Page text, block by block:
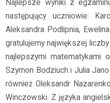
Najlepsze wyniki z
następujący uczniowie:
Aleksandra Podlipnia,
gratulujemy największej
najlepszymi matematykami
Szymon Bodziuch i Julia
również Oleksandr
Winczowski. Z języka